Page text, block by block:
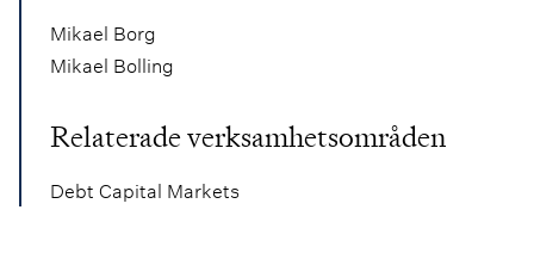
Mikael Borg
Mikael Bolling
Relaterade verksamhetsområden
Debt Capital Markets